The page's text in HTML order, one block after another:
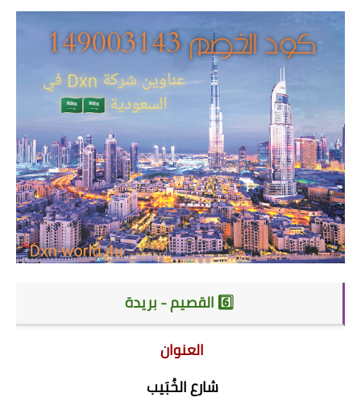
6️⃣ القصيم - بريدة
العنوان
شارع الخُبَيب